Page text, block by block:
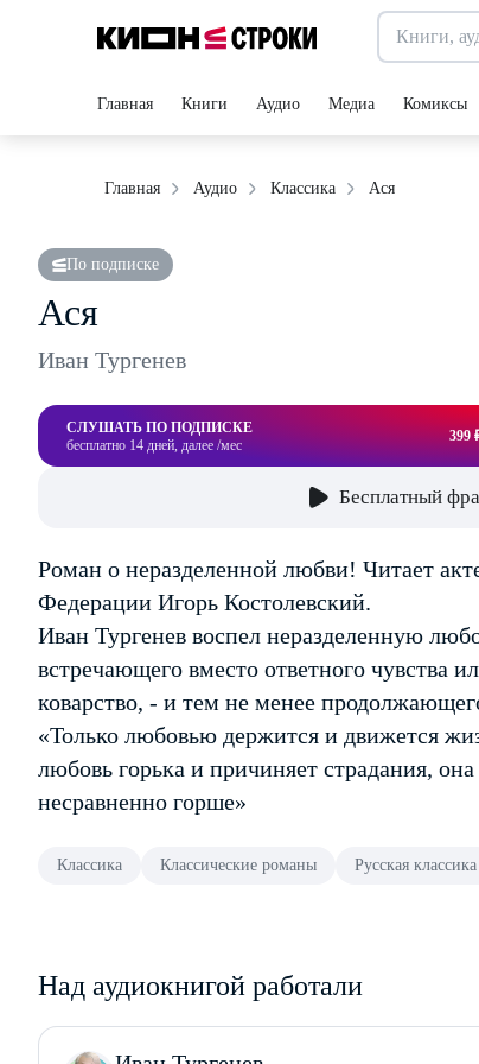
Главная Книги Аудио Медиа Комиксы
Главная Аудио Классика Ася
По подписке
Ася
Иван Тургенев
СЛУШАТЬ ПО ПОДПИСКЕ
бесплатно 14 дней, далее /мес
399
Бесплатный
Роман о неразделенной любви! Читает
Федерации Игорь Костолевский.
Иван Тургенев воспел неразделенную
встречающего вместо ответного чувства
коварство, - и тем не менее
«Только любовью держится и движется
любовь горька и причиняет страдания,
несравненно горше»
Классика Классические романы Русская классика
Над аудиокнигой работали